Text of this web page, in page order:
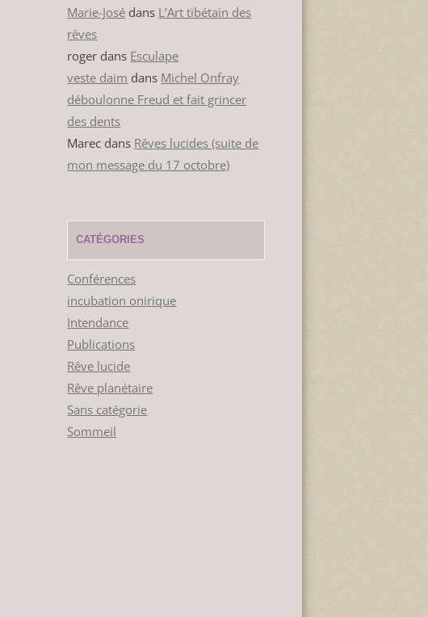
Marie-José dans L’Art tibétain des
rêves
roger dans Esculape
veste daim dans Michel Onfray
déboulonne Freud et fait grincer
des dents
Marec dans Rêves lucides (suite de
mon message du 17 octobre)
CATÉGORIES
Conférences
incubation onirique
Intendance
Publications
Rêve lucide
Rêve planétaire
Sans catégorie
Sommeil